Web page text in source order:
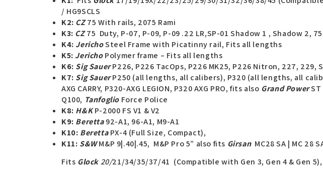
/ HG9SCLS
K2: CZ 75 With rails, 2075 Rami
K3: CZ 75 Duty, P-07, P-09, P-09 .22 LR,SP-01 Shadow 1 , Shadow 2,
K4: JerichoSteel Frame with Picatinny rail, Fits all lengths
K5: JerichoPolymer frame – Fits all lengths
K6: Sig SauerP226, P226 TacOps, P226 MK25, P226 Nitron, 227, 229,
K7: Sig SauerP250 (all lengths, all calibers), P320 (all lengths, all
AXG CARRY, P320-AXG LEGION, P320 AXG PRO, fits also Grand PowerST
Q100, Tanfoglio Force Police
K8: H&KP-2000 FS V1 & V2
K9: Beretta92-A1, 96-A1, M9-A1
K10: BerettaPX-4 (Full Size, Compact),
K11: S&WM&P 9|.40|.45, M&P Pro 5” also fits Girsan MC28 SA | MC 28
Fits Glock20/21/34/35/37/41 (Compatible with Gen 3, Gen 4 & Gen 5),